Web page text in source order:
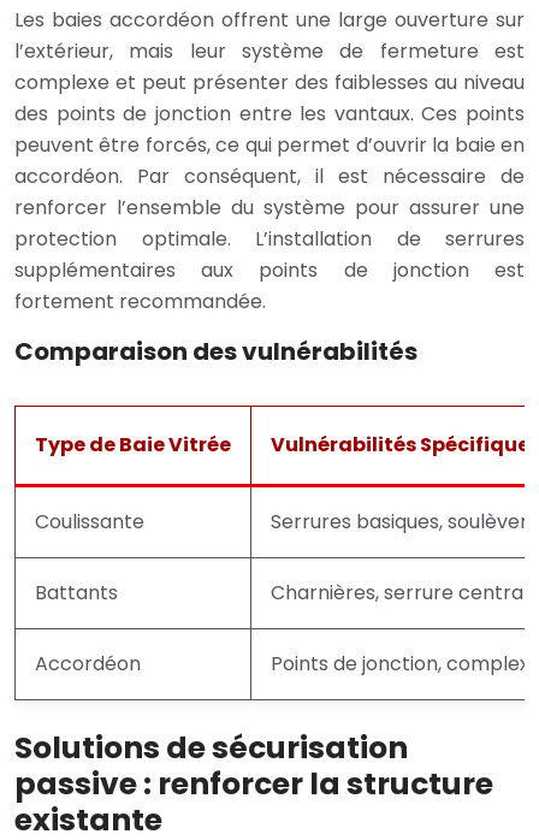
Les baies accordéon offrent une large ouverture sur
l’extérieur, mais leur système de fermeture est
complexe et peut présenter des faiblesses au niveau
des points de jonction entre les vantaux. Ces points
peuvent être forcés, ce qui permet d’ouvrir la baie en
accordéon. Par conséquent, il est nécessaire de
renforcer l’ensemble du système pour assurer une
protection optimale. L’installation de serrures
supplémentaires aux points de jonction est
fortement recommandée.
Comparaison des vulnérabilités
Type de Baie Vitrée Vulnérabilités Spécifiques
Coulissante Serrures basiques,
Battants Charnières, serrure
Accordéon Points de jonction,
Solutions de sécurisation
passive : renforcer la structure
existante